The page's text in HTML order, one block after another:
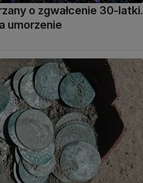
o zgwałcenie 30-latki.
umorzenie